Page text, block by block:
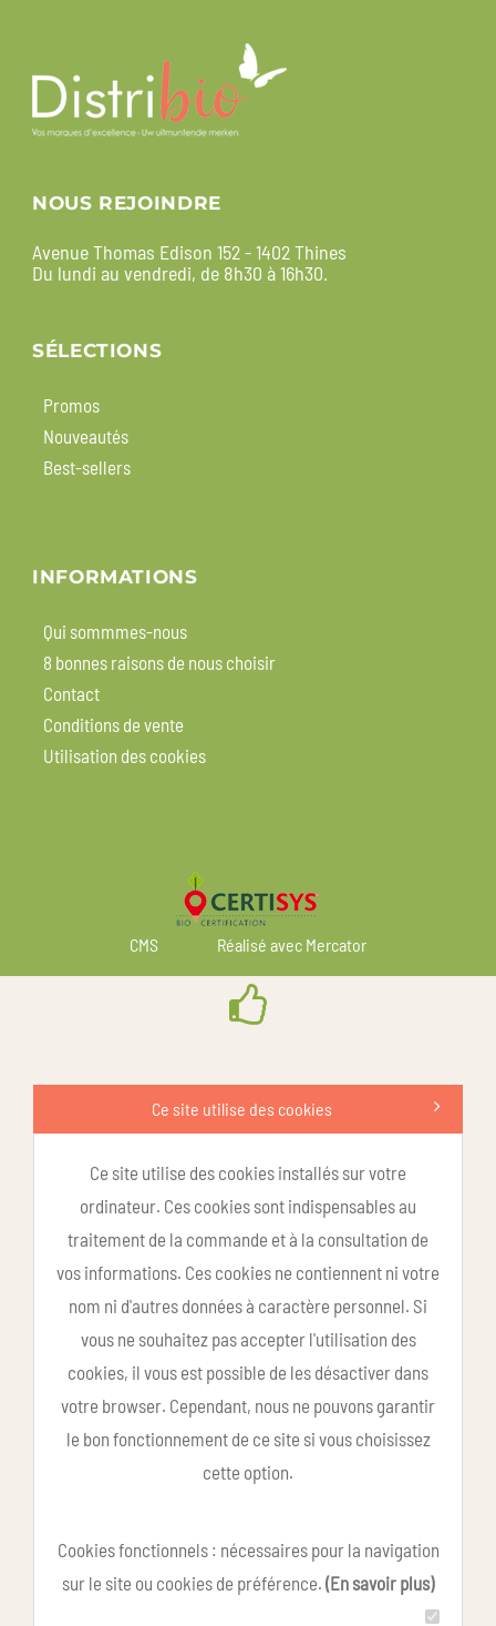
NOUS REJOINDRE
Avenue Thomas Edison 152 - 1402 Thines
Du lundi au vendredi, de 8h30 à 16h30.
SÉLECTIONS
Promos
Nouveautés
Best-sellers
INFORMATIONS
Qui sommmes-nous
8 bonnes raisons de nous choisir
Contact
Conditions de vente
Utilisation des cookies
CMS Réalisé avec Mercator
Ce site utilise des cookies
Ce site utilise des cookies installés sur votre
ordinateur. Ces cookies sont indispensables au
traitement de la commande et à la consultation de
vos informations. Ces cookies ne contiennent ni votre
nom ni d'autres données à caractère personnel. Si
vous ne souhaitez pas accepter l'utilisation des
cookies, il vous est possible de les désactiver dans
votre browser. Cependant, nous ne pouvons garantir
le bon fonctionnement de ce site si vous choisissez
cette option.
Cookies fonctionnels : nécessaires pour la navigation
sur le site ou cookies de préférence. (En savoir plus)